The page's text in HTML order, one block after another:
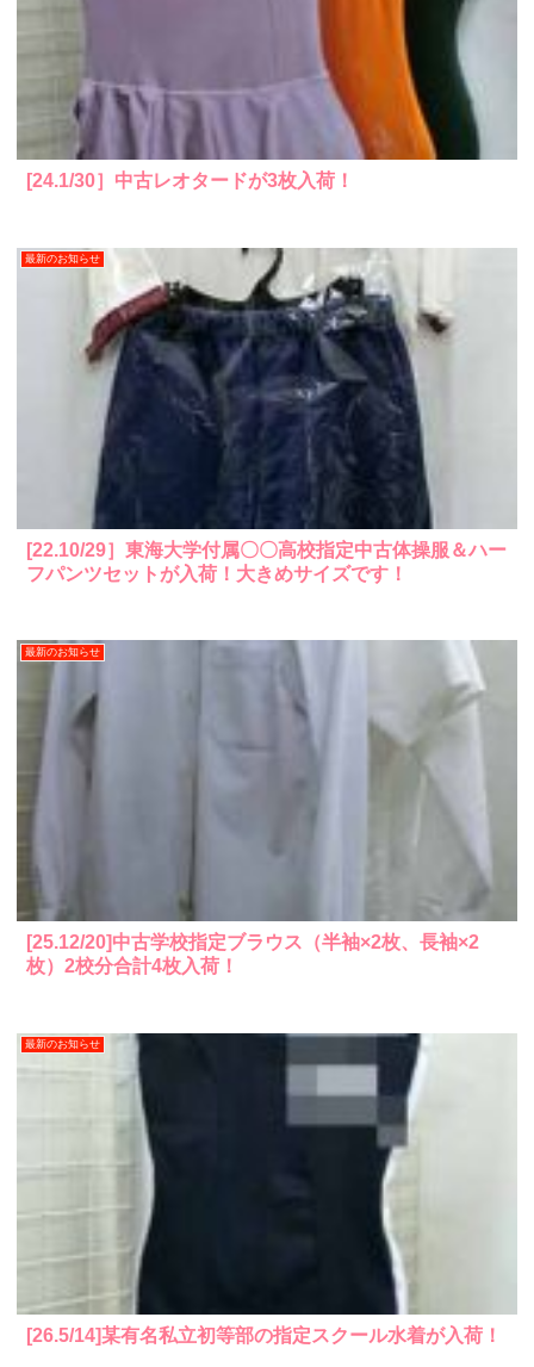
[24.1/30］中古レオタードが3枚入荷！
最新のお知らせ
[22.10/29］東海大学付属〇〇高校指定中古体操服＆ハー
フパンツセットが入荷！大きめサイズです！
最新のお知らせ
[25.12/20]中古学校指定ブラウス（半袖×2枚、長袖×2
枚）2校分合計4枚入荷！
最新のお知らせ
[26.5/14]某有名私立初等部の指定スクール水着が入荷！